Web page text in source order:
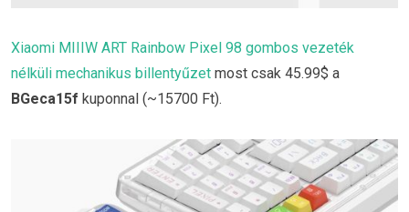
Xiaomi MIIIW ART Rainbow Pixel 98 gombos vezeték
nélküli mechanikus billentyűzet most csak 45.99$ a
BGeca15f kuponnal (~15700 Ft).